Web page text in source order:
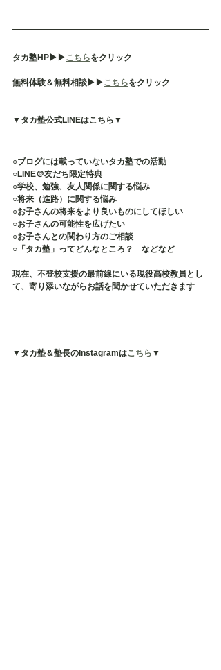
タカ塾HP▶︎▶︎こちらをクリック
無料体験＆無料相談▶︎▶︎こちらをクリック
▼タカ塾公式LINEはこちら▼
○ブログには載っていないタカ塾での活動
○LINE＠友だち限定特典
○学校、勉強、友人関係に関する悩み
○将来（進路）に関する悩み
○お子さんの将来をより良いものにしてほしい
○お子さんの可能性を広げたい
○お子さんとの関わり方のご相談
○「タカ塾」ってどんなところ？　などなど
現在、不登校支援の最前線にいる現役高校教員とし
て、寄り添いながらお話を聞かせていただきます
▼タカ塾＆塾長のInstagramはこちら ▼